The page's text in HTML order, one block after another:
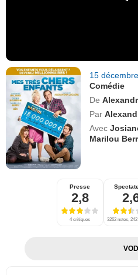
15
Comédie
De
Par
Avec
Marilou
Presse
2,8
4 critiques 3262 notes,
VOD